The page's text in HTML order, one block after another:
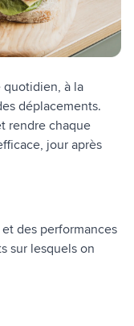
quotidien, à la
déplacements.
rendre chaque
jour après
des performances
sur lesquels on